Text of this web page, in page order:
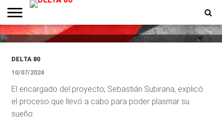
ENTREVISTAS
PREMIOS
PRODUCCIONES
PROGRAMACION
CONTACTO
HOMEPAGE
Se reedita por primera vez la
discografía de Los Pick Ups
DELTA 80
10/07/2024
El encargado del proyecto, Sebastián Subirana, explicó
el proceso que llevó a cabo para poder plasmar su
sueño: